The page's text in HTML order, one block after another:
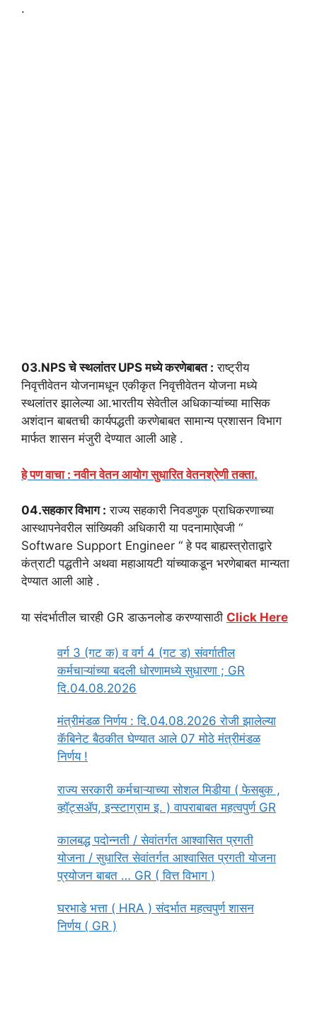
.
03.NPS चे स्थलांतर UPS मध्ये करणेबाबत : राष्ट्रीय
निवृत्तीवेतन योजनामधून एकीकृत निवृत्तीवेतन योजना मध्ये
स्थलांतर झालेल्या आ.भारतीय सेवेतील अधिकाऱ्यांच्या मासिक
अशंदान बाबतची कार्यपद्धती करणेबाबत सामान्य प्रशासन विभाग
मार्फत शासन मंजुरी देण्यात आली आहे .
हे पण वाचा : नवीन वेतन आयोग सुधारित वेतनश्रेणी तक्ता.
04.सहकार विभाग : राज्य सहकारी निवडणुक प्राधिकरणाच्या
आस्थापनेवरील सांख्यिकी अधिकारी या पदनामाऐवजी “
Software Support Engineer “ हे पद बाह्यस्त्रोताद्वारे
कंत्राटी पद्धतीने अथवा महाआयटी यांच्याकडून भरणेबाबत मान्यता
देण्यात आली आहे .
या संदर्भातील चारही GR डाऊनलोड करण्यासाठी Click Here
वर्ग 3 (गट क) व वर्ग 4 (गट ड) संवर्गातील
कर्मचाऱ्यांच्या बदली धोरणामध्ये सुधारणा ; GR
दि.04.08.2026
मंत्रीमंडळ निर्णय : दि.04.08.2026 रोजी झालेल्या
कॅबिनेट बैठकीत घेण्यात आले 07 मोठे मंत्रीमंडळ
निर्णय !
राज्य सरकारी कर्मचाऱ्याच्या सोशल मिडीया ( फेसबुक ,
व्हॉट्सॲप, इन्स्टाग्राम इ. ) वापराबाबत महत्वपुर्ण GR
कालबद्ध पदोन्नती / सेवांतर्गत आश्वासित प्रगती
योजना / सुधारित सेवांतर्गत आश्वासित प्रगती योजना
प्रयोजन बाबत … GR ( वित्त विभाग )
घरभाडे भत्ता ( HRA ) संदर्भात महत्वपुर्ण शासन
निर्णय ( GR )